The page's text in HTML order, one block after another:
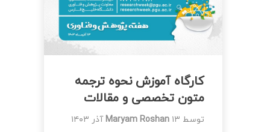
کارگاه آموزش نحوه ترجمه
متون تخصصی و مقالات
توسط Maryam Roshan ۱۳ آذر ۱۴۰۳